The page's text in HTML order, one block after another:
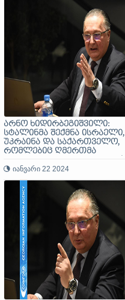
არნო ხიდირბეგიშვილი:
სტალინმა შექმნა ისრაელი,
უკრაინა და საქართველო,
რომლებიც ღმერთმა
იანვარი 22 2024